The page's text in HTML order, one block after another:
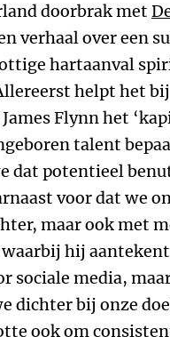
doorbrak met
verhaal over een
hartaanval
helpt het
Flynn het
talent
dat potentieel
voor dat we
maar ook met
hij
sociale media,
dichter bij onze
ook om